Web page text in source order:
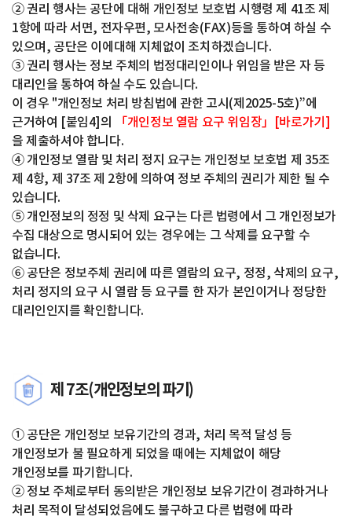
② 권리 행사는 공단에 대해 개인정보 보호법 시행령 제 41조 제
1항에 따라 서면, 전자우편, 모사전송(FAX)등을 통하여 하실 수
있으며, 공단은 이에대해 지체없이 조치하겠습니다.
③ 권리 행사는 정보 주체의 법정대리인이나 위임을 받은 자 등
대리인을 통하여 하실 수도 있습니다.
이 경우 "개인정보 처리 방침법에 관한 고시(제2025-5호)”에
근거하여 [붙임4]의
「개인정보 열람 요구 위임장」[바로가기]
을 제출하셔야 합니다.
④ 개인정보 열람 및 처리 정지 요구는 개인정보 보호법 제 35조
제 4항, 제 37조 제 2항에 의하여 정보 주체의 권리가 제한 될 수
있습니다.
⑤ 개인정보의 정정 및 삭제 요구는 다른 법령에서 그 개인정보가
수집 대상으로 명시되어 있는 경우에는 그 삭제를 요구할 수
없습니다.
⑥ 공단은 정보주체 권리에 따른 열람의 요구, 정정, 삭제의 요구,
처리 정지의 요구 시 열람 등 요구를 한 자가 본인이거나 정당한
대리인인지를 확인합니다.
제 7조(개인정보의 파기)
① 공단은 개인정보 보유기간의 경과, 처리 목적 달성 등
개인정보가 불 필요하게 되었을 때에는 지체없이 해당
개인정보를 파기합니다.
② 정보 주체로부터 동의받은 개인정보 보유기간이 경과하거나
처리 목적이 달성되었음에도 불구하고 다른 법령에 따라